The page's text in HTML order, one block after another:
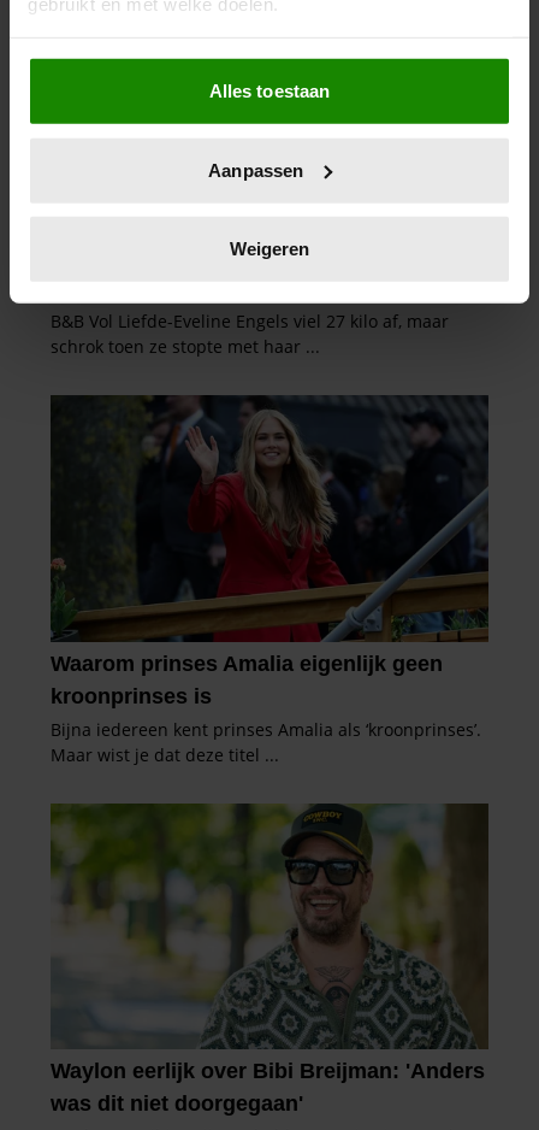
Als u het toestaat, willen we ook graag:
Informatie verzamelen over uw geografische
locatie, die tot een paar meter nauwkeurig kan zijn
scannen op specifieke eigenschappen (fingerprinting)
verwerkt en stel uw voorkeuren in het
intrekken in de Cookieverklaring.
We gebruiken cookies om content en advertenties te
en om ons websiteverkeer te analyseren. Ook delen we
informatie over uw gebruik van onze site met onze
partners voor social media, adverteren en analyse. Deze
partners kunnen deze gegevens combineren met andere
informatie die u aan ze heeft verstrekt of die ze hebben
verzameld op basis van uw gebruik van hun services. U
gaat akkoord met onze cookies als u onze website blijft
gebruiken.
Alles toestaan
Aanpassen
Weigeren